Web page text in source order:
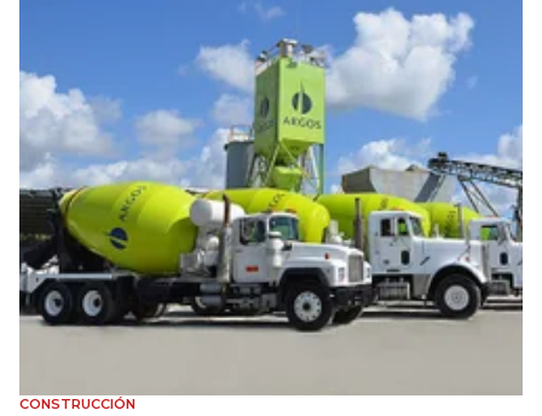
CONSTRUCCIÓN